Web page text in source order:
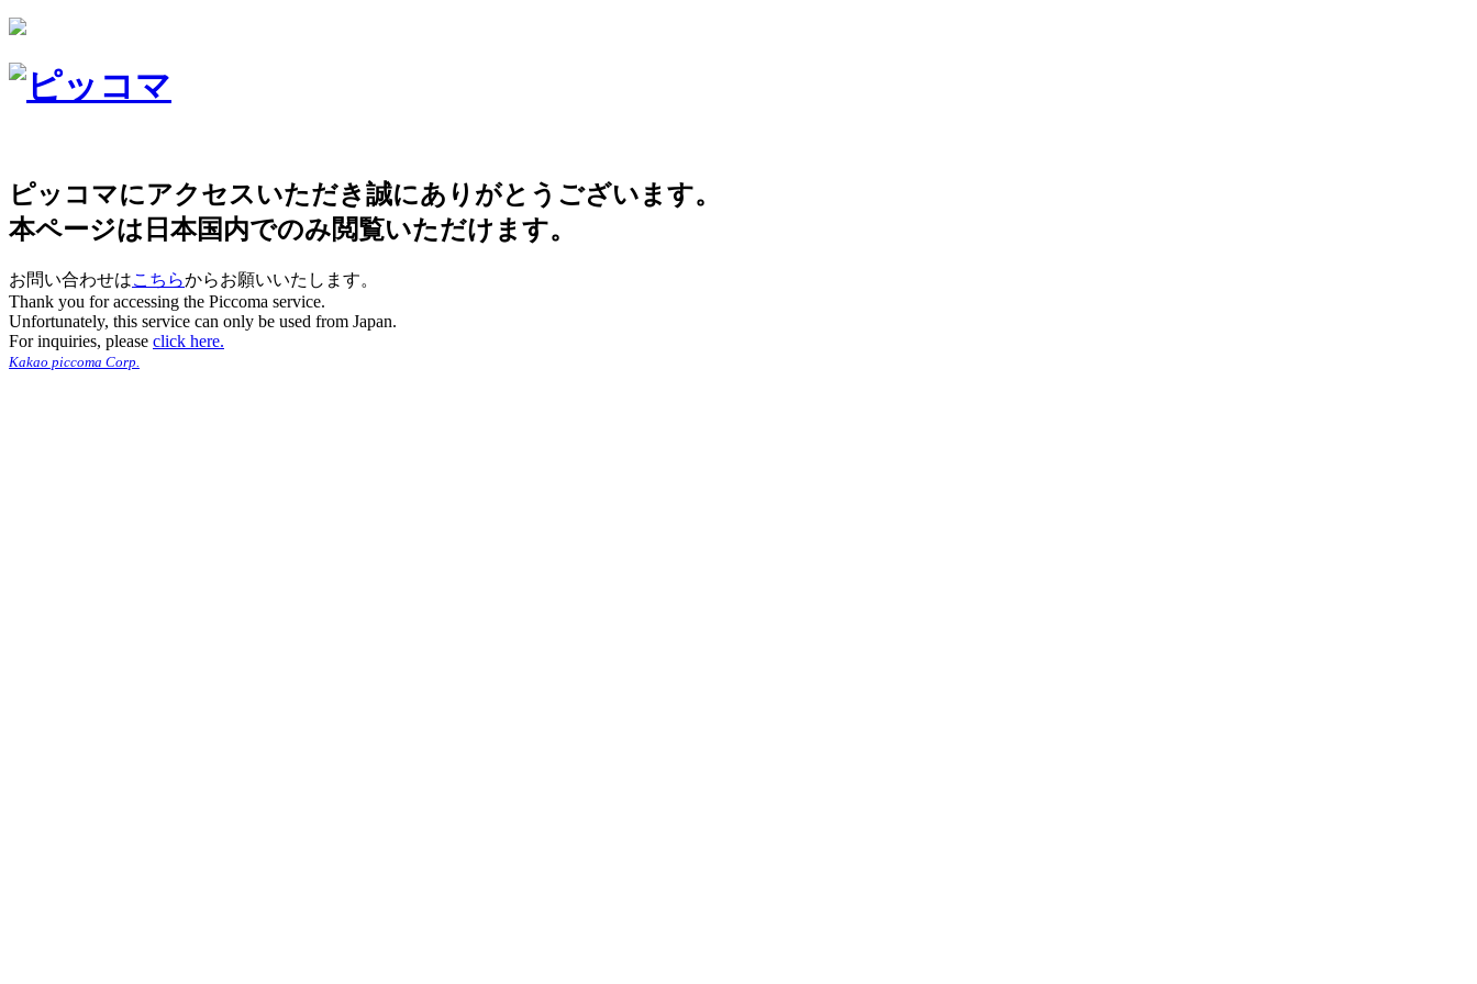
ピッコマにアクセスいただき誠にありがとうございます。
本ページは日本国内でのみ閲覧いただけます。
お問い合わせはこちらからお願いいたします。
Thank you for accessing the Piccoma service.
Unfortunately, this service can only be used from Japan.
For inquiries, please click here.
Kakao piccoma Corp.